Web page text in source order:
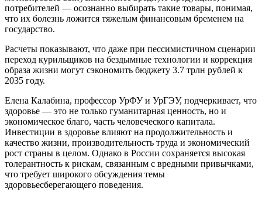
потребителей — осознанно выбирать такие товары, понимая,
что их болезнь ложится тяжелым финансовым бременем на
государство.
Расчеты показывают, что даже при пессимистичном сценарии
переход курильщиков на бездымные технологии и коррекция
образа жизни могут сэкономить бюджету 3.7 трлн рублей к
2035 году.
Елена Калабина, профессор УрФУ и УрГЭУ, подчеркивает, что
здоровье — это не только гуманитарная ценность, но и
экономическое благо, часть человеческого капитала.
Инвестиции в здоровье влияют на продолжительность и
качество жизни, производительность труда и экономический
рост страны в целом. Однако в России сохраняется высокая
толерантность к рискам, связанным с вредными привычками,
что требует широкого обсуждения темы
здоровьесберегающего поведения.